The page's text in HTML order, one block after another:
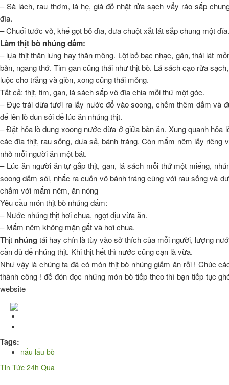
– Sà lách, rau thơm, lá hẹ, giá đỗ nhặt rửa sạch vẩy ráo sắp
đĩa.
– Chuối tước vỏ, khế gọt bỏ dìa, dưa chuột xắt lát sắp chung một đĩa.
Làm thịt bò nhúng dấm:
– lựa thịt thăn lưng hay thăn mông. Lột bỏ bạc nhạc, gân, thái lát
bản, ngang thớ. Tim gan cũng thái như thịt bò. Lá sách cạo rửa
luộc cho trắng và giòn, xong cũng thái mỏng.
Tất cả: thịt, tim, gan, lá sách sắp vô đĩa chia mỗi thứ một góc.
– Đục trái dừa tươi ra lấy nước đổ vào soong, chếm thêm dấm và
để lên lò đun sôi để lúc ăn nhúng thịt.
– Đặt hỏa lò đung xoong nước dừa ở giữa bàn ăn. Xung quanh hỏa
các đĩa thịt, rau sống, dưa sả, bánh tráng. Còn mắm nêm lấy riêng
nhỏ mỗi người ăn một bát.
– Lúc ăn người ăn tự gắp thịt, gan, lá sách mỗi thứ một miếng,
soong dấm sôi, nhắc ra cuốn vô bánh tráng cùng với rau sống và
chấm với mắm nêm, ăn nóng
Yêu cầu món thịt bò nhúng dấm:
– Nước nhúng thịt hơi chua, ngọt dịu vừa ăn.
– Mắm nêm không mặn gắt và hơi chua.
Thịt nhúng tái hay chín là tùy vào sở thích của mỗi người, lượng
cần đủ để nhúng thịt. Khi thịt hết thì nước cũng cạn là vừa.
Như vậy là chúng ta đã có món thịt bò nhúng giấm ăn rồi ! Chúc
thành công ! đế đón đọc những món bò tiếp theo thì bạn tiếp tục
website
Tags:
nấu lẩu bò
Tin Tức 24h Qua